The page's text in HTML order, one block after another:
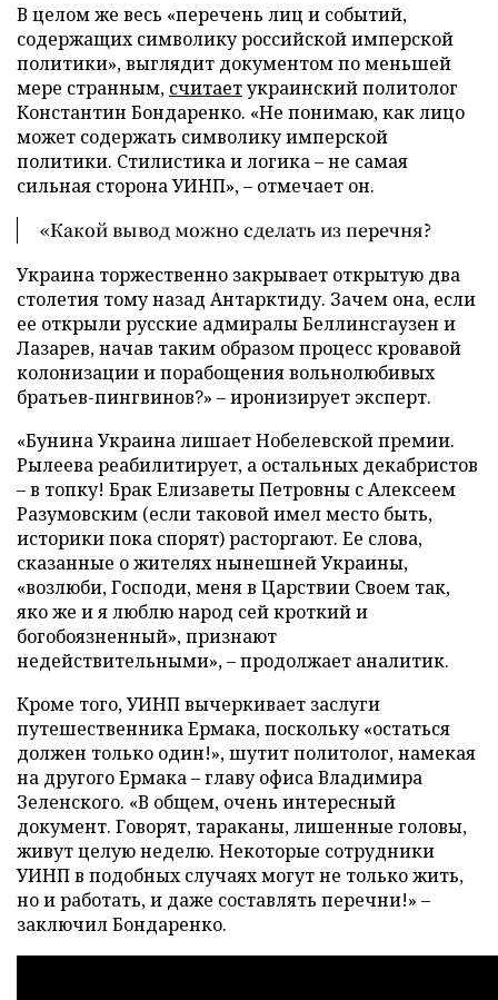
В целом же весь «перечень лиц и событий,
содержащих символику российской имперской
политики», выглядит документом по меньшей
мере странным, считаетукраинский политолог
Константин Бондаренко. «Не понимаю, как лицо
может содержать символику имперской
политики. Стилистика и логика – не самая
сильная сторона УИНП», – отмечает он.
«Какой вывод можно сделать из перечня?
Украина торжественно закрывает открытую два
столетия тому назад Антарктиду. Зачем она, если
ее открыли русские адмиралы Беллинсгаузен и
Лазарев, начав таким образом процесс кровавой
колонизации и порабощения вольнолюбивых
братьев-пингвинов?» – иронизирует эксперт.
«Бунина Украина лишает Нобелевской премии.
Рылеева реабилитирует, а остальных декабристов
– в топку! Брак Елизаветы Петровны с Алексеем
Разумовским (если таковой имел место быть,
историки пока спорят) расторгают. Ее слова,
сказанные о жителях нынешней Украины,
«возлюби, Господи, меня в Царствии Своем так,
яко же и я люблю народ сей кроткий и
богобоязненный», признают
недействительными», – продолжает аналитик.
Кроме того, УИНП вычеркивает заслуги
путешественника Ермака, поскольку «остаться
должен только один!», шутит политолог, намекая
на другого Ермака – главу офиса Владимира
Зеленского. «В общем, очень интересный
документ. Говорят, тараканы, лишенные головы,
живут целую неделю. Некоторые сотрудники
УИНП в подобных случаях могут не только жить,
но и работать, и даже составлять перечни!» –
заключил Бондаренко.